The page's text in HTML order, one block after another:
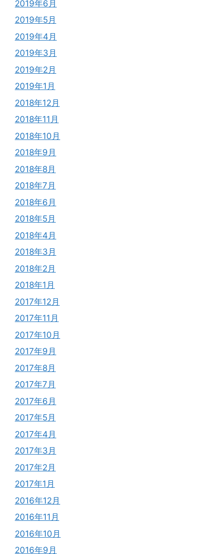
2019年6月
2019年5月
2019年4月
2019年3月
2019年2月
2019年1月
2018年12月
2018年11月
2018年10月
2018年9月
2018年8月
2018年7月
2018年6月
2018年5月
2018年4月
2018年3月
2018年2月
2018年1月
2017年12月
2017年11月
2017年10月
2017年9月
2017年8月
2017年7月
2017年6月
2017年5月
2017年4月
2017年3月
2017年2月
2017年1月
2016年12月
2016年11月
2016年10月
2016年9月